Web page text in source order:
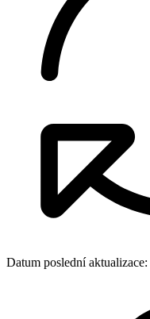
Datum poslední aktualizace: